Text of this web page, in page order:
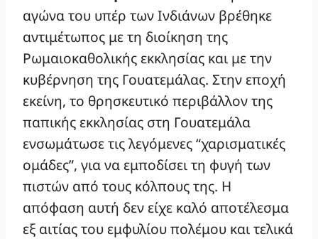
αγώνα του υπέρ των Ινδιάνων βρέθηκε
αντιμέτωπος με τη διοίκηση της
Ρωμαιοκαθολικής εκκλησίας και με την
κυβέρνηση της Γουατεμάλας. Στην εποχή
εκείνη, το θρησκευτικό περιβάλλον της
παπικής εκκλησίας στη Γουατεμάλα
ενσωμάτωσε τις λεγόμενες “χαρισματικές
ομάδες”, για να εμποδίσει τη φυγή των
πιστών από τους κόλπους της. Η
απόφαση αυτή δεν είχε καλό αποτέλεσμα
εξ αιτίας του εμφυλίου πολέμου και τελικά